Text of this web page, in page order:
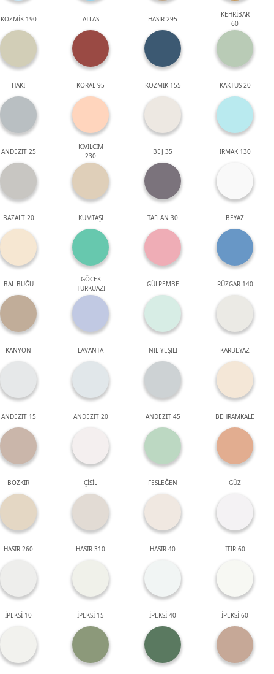
KOZMİK 190 ATLAS HASIR 295
KEHRİBAR
60
HAKİ KORAL 95 KOZMİK 155 KAKTÜS 20
ANDEZİT 25
KIVILCIM
230
BEJ 35 IRMAK 130
BAZALT 20 KUMTAŞI TAFLAN 30 BEYAZ
BAL BUĞU
GÖCEK
TURKUAZI
GÜLPEMBE RÜZGAR 140
KANYON LAVANTA NİL YEŞİLİ KARBEYAZ
ANDEZİT 15 ANDEZİT 20 ANDEZİT 45 BEHRAMKALE
BOZKIR ÇİSİL FESLEĞEN GÜZ
HASIR 260 HASIR 310 HASIR 40 ITIR 60
İPEKSİ 10 İPEKSİ 15 İPEKSİ 40 İPEKSİ 60